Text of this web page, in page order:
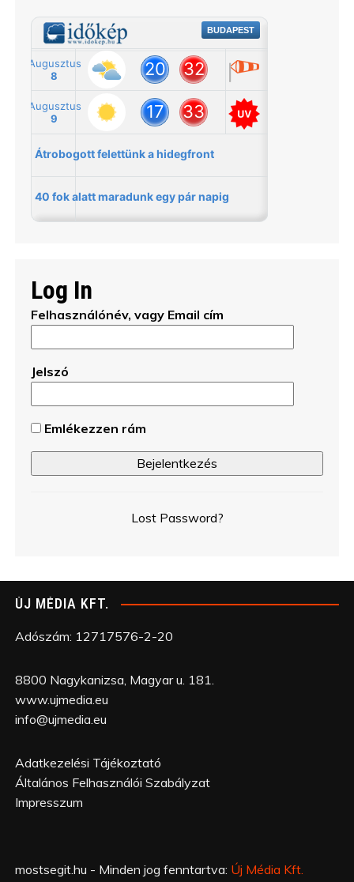
Log In
Felhasználónév, vagy Email cím
Jelszó
Emlékezzen rám
Lost Password?
ÚJ MÉDIA KFT.
Adószám: 12717576-2-20
8800 Nagykanizsa, Magyar u. 181.
www.ujmedia.eu
info@ujmedia.eu
Adatkezelési Tájékoztató
Általános Felhasználói Szabályzat
Impresszum
mostsegit.hu - Minden jog fenntartva: Új Média Kft.